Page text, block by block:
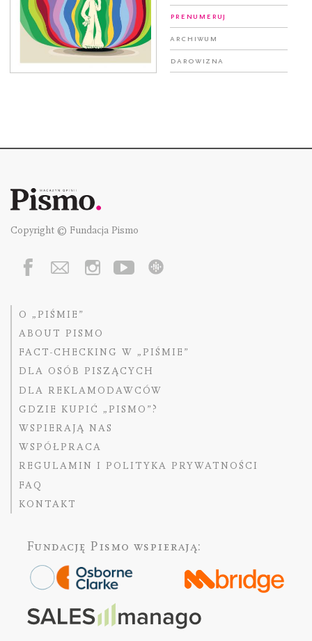
Prenumeruj
Archiwum
Darowizna
Copyright © Fundacja Pismo
O „PIŚMIE”
ABOUT PISMO
FACT-CHECKING W „PIŚMIE”
DLA OSÓB PISZĄCYCH
DLA REKLAMODAWCÓW
GDZIE KUPIĆ „PISMO”?
WSPIERAJĄ NAS
WSPÓŁPRACA
REGULAMIN I POLITYKA PRYWATNOŚCI
FAQ
KONTAKT
Fundację Pismo wspierają: